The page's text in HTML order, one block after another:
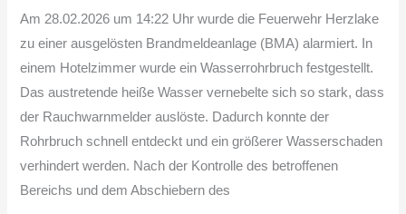
Am 28.02.2026 um 14:22 Uhr wurde die Feuerwehr Herzlake
zu einer ausgelösten Brandmeldeanlage (BMA) alarmiert. In
einem Hotelzimmer wurde ein Wasserrohrbruch festgestellt.
Das austretende heiße Wasser vernebelte sich so stark, dass
der Rauchwarnmelder auslöste. Dadurch konnte der
Rohrbruch schnell entdeckt und ein größerer Wasserschaden
verhindert werden. Nach der Kontrolle des betroffenen
Bereichs und dem Abschiebern des
Brandmeldeanlage